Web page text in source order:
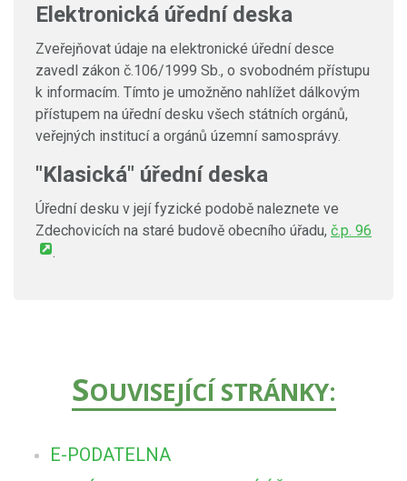
Elektronická úřední deska
Zveřejňovat údaje na elektronické úřední desce
zavedl zákon č.106/1999 Sb., o svobodném přístupu
k informacím. Tímto je umožněno nahlížet dálkovým
přístupem na úřední desku všech státních orgánů,
veřejných institucí a orgánů územní samosprávy.
"Klasická" úřední deska
Úřední desku v její fyzické podobě naleznete ve
Zdechovicích na staré budově obecního úřadu, č.p. 96
.
SOUVISEJÍCÍ STRÁNKY:
E-PODATELNA